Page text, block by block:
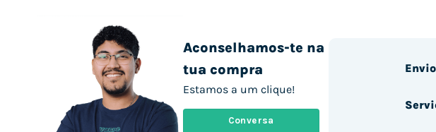
Aconselhamos-te na
tua compra
Estamos a um clique!
Conversa